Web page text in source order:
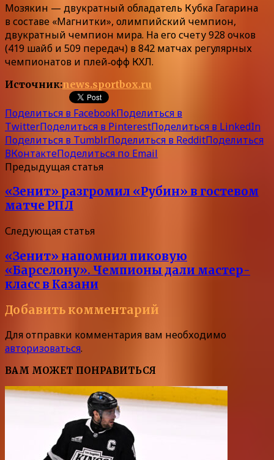
Мозякин — двукратный обладатель Кубка Гагарина
в составе «Магнитки», олимпийский чемпион,
двукратный чемпион мира. На его счету 928 очков
(419 шайб и 509 передач) в 842 матчах регулярных
чемпионатов и плей‑офф КХЛ.
Источник:news.sportbox.ru
Поделиться в FacebookПоделиться в
TwitterПоделиться в PinterestПоделиться в LinkedIn
Поделиться в TumblrПоделиться в RedditПоделиться
ВКонтактеПоделиться по Email
Предыдущая статья
«Зенит» разгромил «Рубин» в гостевом
матче РПЛ
Следующая статья
«Зенит» напомнил пиковую
«Барселону». Чемпионы дали мастер-
класс в Казани
Добавить комментарий
Для отправки комментария вам необходимо
авторизоваться.
ВАМ МОЖЕТ ПОНРАВИТЬСЯ